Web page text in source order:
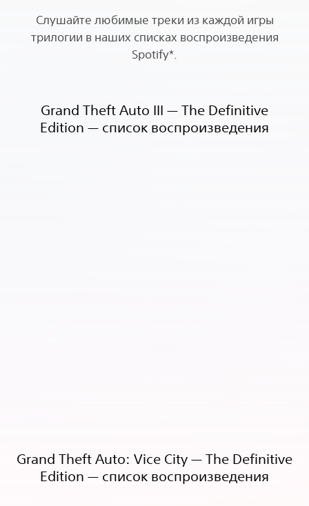
Слушайте любимые треки из каждой игры
трилогии в наших списках воспроизведения
Spotify*.
Grand Theft Auto III — The Definitive
Edition — список воспроизведения
Grand Theft Auto: Vice City — The Definitive
Edition — список воспроизведения